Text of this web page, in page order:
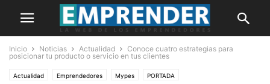
Inicio Noticias Actualidad
Conoce cuatro estrategias para
posicionar tu producto o servicio en tus clientes
Actualidad Emprendedores Mypes PORTADA